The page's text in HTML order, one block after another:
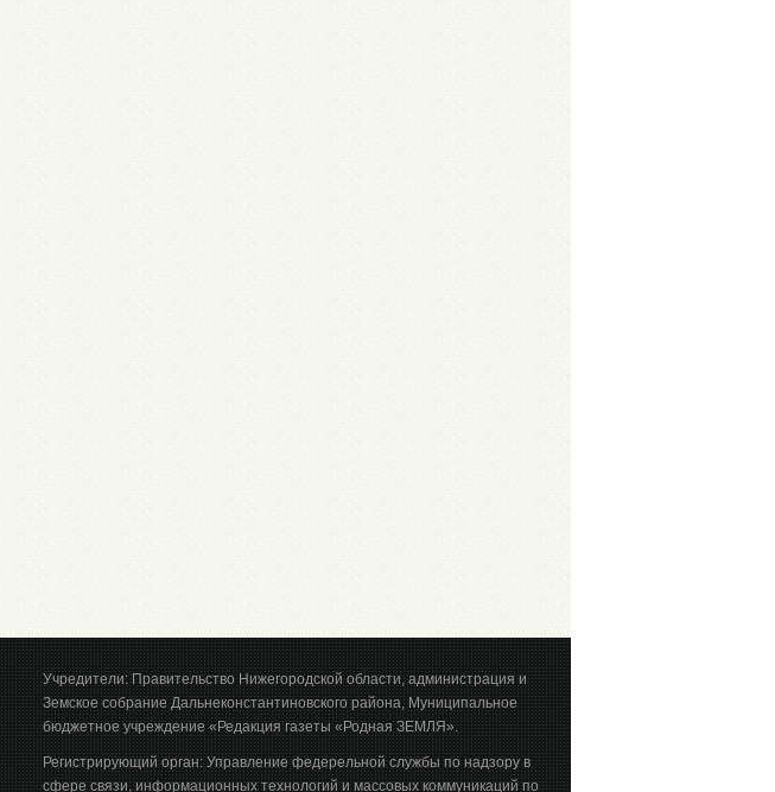
Учредители: Правительство Нижегородской области, администрация и
Земское собрание Дальнеконстантиновского района, Муниципальное
бюджетное учреждение «Редакция газеты «Родная ЗЕМЛЯ».
Регистрирующий орган: Управление федерельной службы по надзору в
сфере связи, информационных технологий и массовых коммуникаций по